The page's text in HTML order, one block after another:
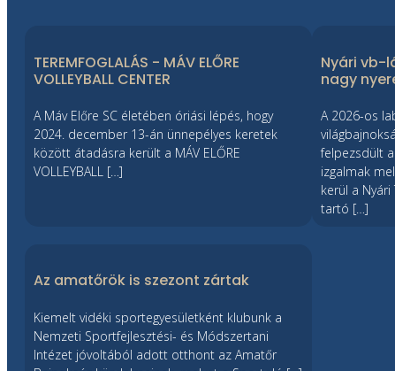
TEREMFOGLALÁS - MÁV ELŐRE
VOLLEYBALL CENTER
A Máv Előre SC életében óriási lépés, hogy
2024. december 13-án ünnepélyes keretek
között átadásra került a MÁV ELŐRE
VOLLEYBALL […]
Nyári vb-
nagy
A 2026-os
felpezsdült
izgalmak
kerül a
tartó […]
Az amatőrök is szezont zártak
Kiemelt vidéki sportegyesületként klubunk a
Nemzeti Sportfejlesztési- és Módszertani
Intézet jóvoltából adott otthont az Amatőr